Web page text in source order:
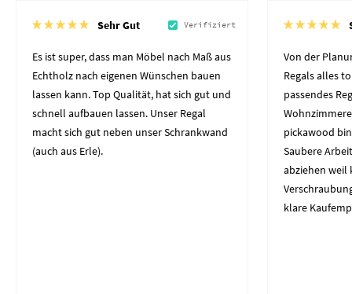
Sehr Gut Verifiziert
Es ist super, dass man Möbel nach Maß aus
Echtholz nach eigenen Wünschen bauen
lassen kann. Top Qualität, hat sich gut und
schnell aufbauen lassen. Unser Regal
macht sich gut neben unser Schrankwand
(auch aus Erle).
Von der
Regals alles
passendes
pickawood
Saubere
abziehen weil
klare